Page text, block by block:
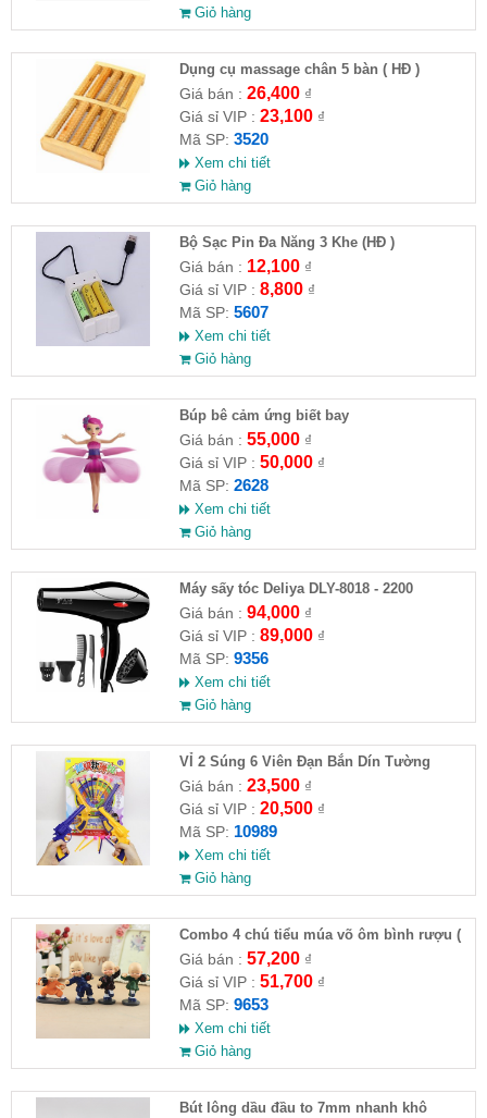
Giỏ hàng
Dụng cụ massage chân 5 bàn ( HĐ )
Giá bán : 26,400₫
Giá sỉ VIP : 23,100₫
Mã SP: 3520
Xem chi tiết
Giỏ hàng
Bộ Sạc Pin Đa Năng 3 Khe (HĐ )
Giá bán : 12,100₫
Giá sỉ VIP : 8,800₫
Mã SP: 5607
Xem chi tiết
Giỏ hàng
​Búp bê cảm ứng biết bay
Giá bán : 55,000₫
Giá sỉ VIP : 50,000₫
Mã SP: 2628
Xem chi tiết
Giỏ hàng
Máy sấy tóc Deliya DLY-8018 - 2200
Giá bán : 94,000₫
Giá sỉ VIP : 89,000₫
Mã SP: 9356
Xem chi tiết
Giỏ hàng
VỈ 2 Súng 6 Viên Đạn Bắn Dín Tường
Giá bán : 23,500₫
Giá sỉ VIP : 20,500₫
Mã SP: 10989
Xem chi tiết
Giỏ hàng
Combo 4 chú tiểu múa võ ôm bình rượu (
HĐ )
Giá bán : 57,200₫
Giá sỉ VIP : 51,700₫
Mã SP: 9653
Xem chi tiết
Giỏ hàng
Bút lông dầu đầu to 7mm nhanh khô